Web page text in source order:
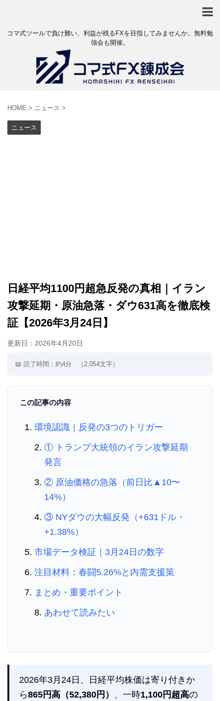
コマ式ツールで負け難い、利益が残るFXを目指してみませんか。無料勉
強会も開催。
HOME > ニュース >
ニュース
日経平均1100円超急反発の真相｜イラン
攻撃延期・原油急落・ダウ631高を徹底検
証【2026年3月24日】
更新日： 2026年4月20日
📖 読了時間：約4分 （2,054文字）
この記事の内容
環境認識｜反発の3つのトリガー
① トランプ大統領のイラン攻撃延期
発言
② 原油価格の急落（前日比▲10〜
14%）
③ NYダウの大幅反発（+631ドル・
+1.38%）
市場データ検証｜3月24日の数字
注目材料：春闘5.26%と内需支援策
まとめ・重要ポイント
あわせて読みたい
2026年3月24日、日経平均株価は寄り付きか
ら865円高（52,380円） 、一時1,100円超高の